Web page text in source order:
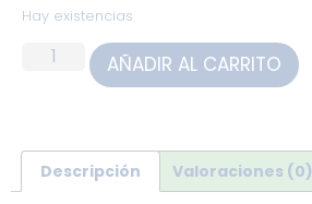
Hay existencias
AÑADIR AL CARRITO
Descripción Valoraciones (0)